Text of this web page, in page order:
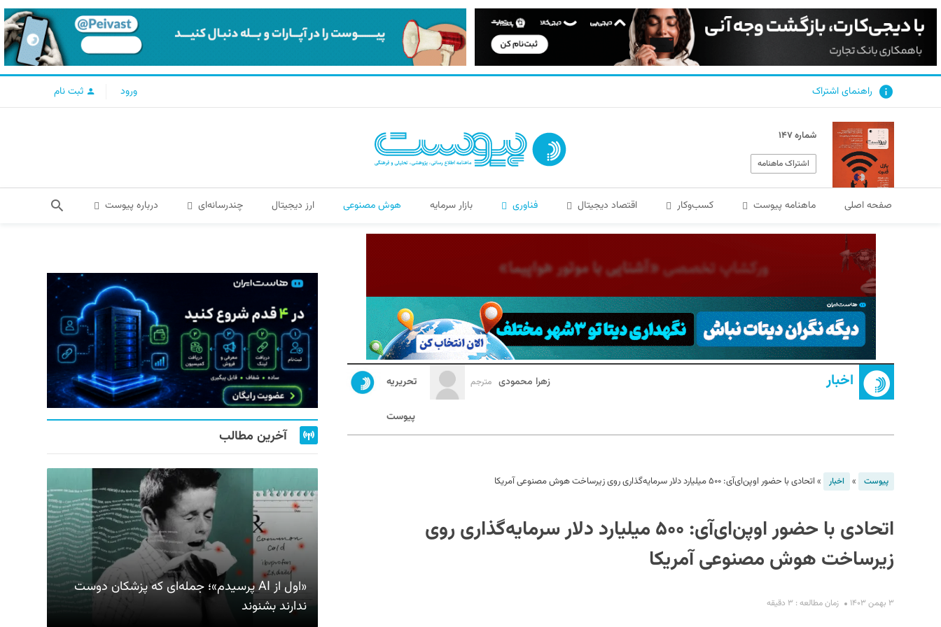
راهنمای اشتراک ورود ثبت نام
شماره ۱۴۷
اشتراک ماهنامه
صفحه اصلی ماهنامه پیوست کسب‌و‌کار اقتصاد دیجیتال فناوری بازار سرمایه هوش مصنوعی ارز دیجیتال چندرسانه‌ای درباره پیوست
اخبار زهرا محمودی مترجم تحریریه
پیوست
پیوست » اخبار » اتحادی با حضور اوپن‌ای‌آی: ۵۰۰ میلیارد دلار سرمایه‌گذاری روی زیرساخت هوش مصنوعی آمریکا
اتحادی با حضور اوپن‌ای‌آی: ۵۰۰ میلیارد دلار سرمایه‌گذاری روی
زیرساخت هوش مصنوعی آمریکا
۳ بهمن ۱۴۰۳ زمان مطالعه : ۳ دقیقه
آخرین مطالب
«اول از AI پرسیدم»؛ جمله‌ای که پزشکان دوست
ندارند بشنوند